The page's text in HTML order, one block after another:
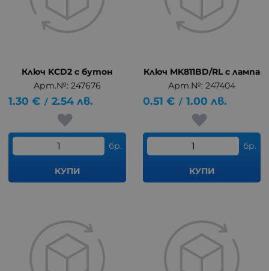
Ключ KCD2 с бутон
Арт.№: 247676
1.30 € / 2.54 лв.
бр.
КУПИ
Ключ MK811BD/RL с лампа
Арт.№: 247404
0.51 € / 1.00 лв.
бр.
КУПИ